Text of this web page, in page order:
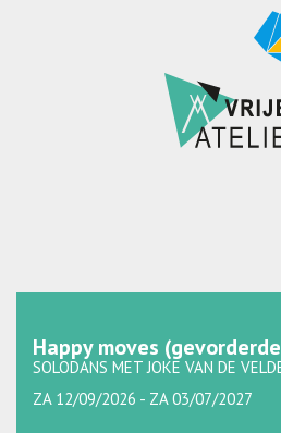
Happy moves
SOLODANS MET JOKE VAN DE
ZA 12/09/2026 - ZA 03/07/2027